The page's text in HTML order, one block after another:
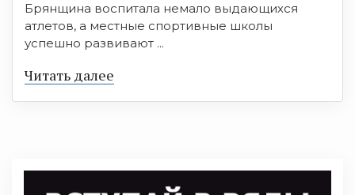
Брянщина воспитала немало выдающихся
атлетов, а местные спортивные школы
успешно развивают ...
Читать далее